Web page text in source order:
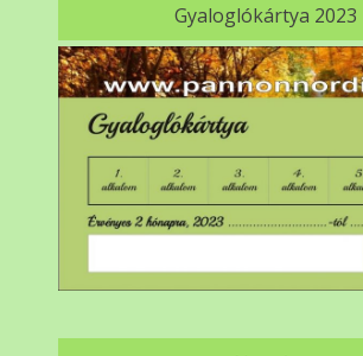
Gyaloglókártya 2023